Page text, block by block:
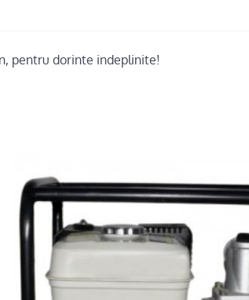
pentru dorinte indeplinite!